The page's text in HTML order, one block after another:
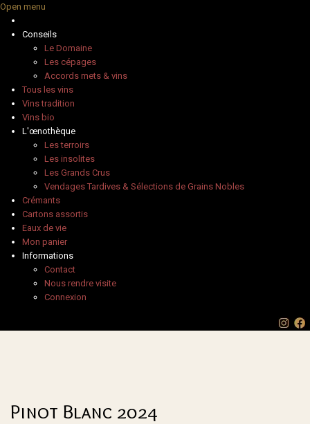
Open menu
Conseils
Le Domaine
Les cépages
Accords mets & vins
Tous les vins
Vins tradition
Vins bio
L'œnothèque
Les terroirs
Les insolites
Les Grands Crus
Vendages Tardives & Sélections de Grains Nobles
Crémants
Cartons assortis
Eaux de vie
Mon panier
Informations
Contact
Nous rendre visite
Connexion
Pinot Blanc 2024